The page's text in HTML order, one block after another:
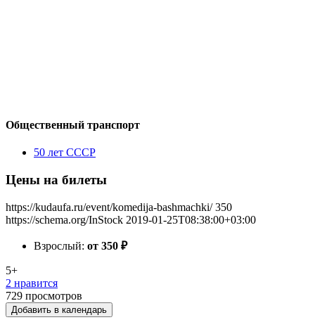
Общественный транспорт
50 лет СССР
Цены на билеты
https://kudaufa.ru/event/komedija-bashmachki/ 350
https://schema.org/InStock 2019-01-25T08:38:00+03:00
Взрослый: от 350 ₽
5+
2 нравится
729 просмотров
Добавить в календарь